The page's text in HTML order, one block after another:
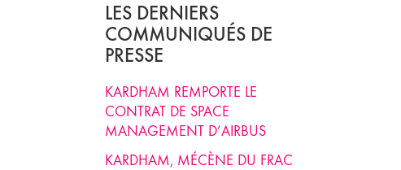
LES DERNIERS
COMMUNIQUÉS DE
PRESSE
KARDHAM REMPORTE LE
CONTRAT DE SPACE
MANAGEMENT D’AIRBUS
KARDHAM, MÉCÈNE DU FRAC